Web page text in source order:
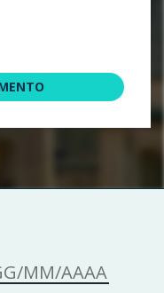
MM/AAAA